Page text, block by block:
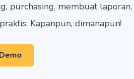
purchasing, membuat laporan,
Kapanpun, dimanapun!